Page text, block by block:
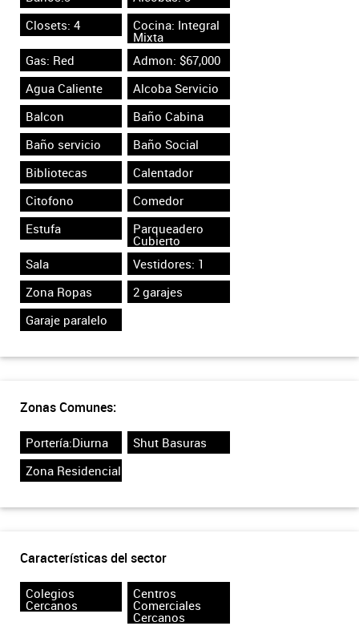
Closets: 4
Cocina: Integral
Mixta
Gas: Red
Admon: $67,000
Agua Caliente
Alcoba Servicio
Balcon
Baño Cabina
Baño servicio
Baño Social
Bibliotecas
Calentador
Citofono
Comedor
Estufa
Parqueadero
Cubierto
Sala
Vestidores: 1
Zona Ropas
2 garajes
Garaje paralelo
Zonas Comunes:
Portería:Diurna
Shut Basuras
Zona Residencial
Características del sector
Colegios
Cercanos
Centros
Comerciales
Cercanos